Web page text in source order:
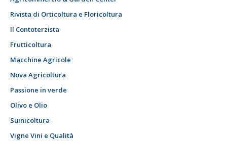
Rivista di Orticoltura e Floricoltura
Il Contoterzista
Frutticoltura
Macchine Agricole
Nova Agricoltura
Passione in verde
Olivo e Olio
Suinicoltura
Vigne Vini e Qualità